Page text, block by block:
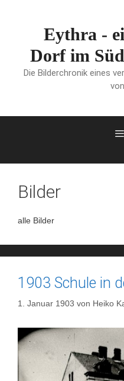
Eythra -
Dorf im
Die Bilderchronik eines
Bilder
alle Bilder
1903 Schule in
1. Januar 1903 von Heiko